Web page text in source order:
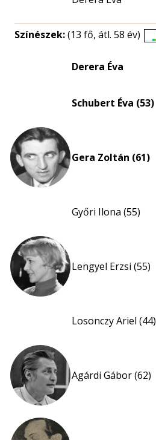
Színészek:(13 fő, átl. 58 év)
Derera Éva
Schubert Éva (53)
Gera Zoltán (61)
Győri Ilona (55)
Lengyel Erzsi (55)
Losonczy Ariel (44)
Agárdi Gábor (62)